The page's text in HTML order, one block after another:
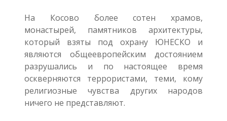
На Косово более сотен храмов,
монастырей, памятников архитектуры,
который взяты под охрану ЮНЕСКО и
являются общеевропейским достоянием
разрушались и по настоящее время
оскверняются террористами, теми, кому
религиозные чувства других народов
ничего не представляют.